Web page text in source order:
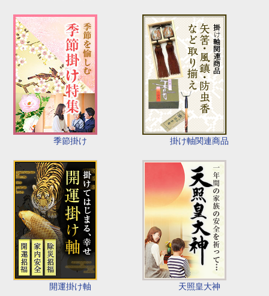
季節掛け 掛け軸関連商品
開運掛け軸 天照皇大神